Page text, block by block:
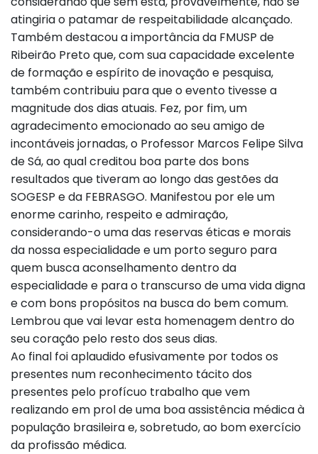
atingiria o patamar de respeitabilidade alcançado.
Também destacou a importância da FMUSP de
Ribeirão Preto que, com sua capacidade excelente
de formação e espírito de inovação e pesquisa,
também contribuiu para que o evento tivesse a
magnitude dos dias atuais. Fez, por fim, um
agradecimento emocionado ao seu amigo de
incontáveis jornadas, o Professor Marcos Felipe Silva
de Sá, ao qual creditou boa parte dos bons
resultados que tiveram ao longo das gestões da
SOGESP e da FEBRASGO. Manifestou por ele um
enorme carinho, respeito e admiração,
considerando-o uma das reservas éticas e morais
da nossa especialidade e um porto seguro para
quem busca aconselhamento dentro da
especialidade e para o transcurso de uma vida digna
e com bons propósitos na busca do bem comum.
Lembrou que vai levar esta homenagem dentro do
seu coração pelo resto dos seus dias.
Ao final foi aplaudido efusivamente por todos os
presentes num reconhecimento tácito dos
presentes pelo profícuo trabalho que vem
realizando em prol de uma boa assistência médica à
população brasileira e, sobretudo, ao bom exercício
da profissão médica.